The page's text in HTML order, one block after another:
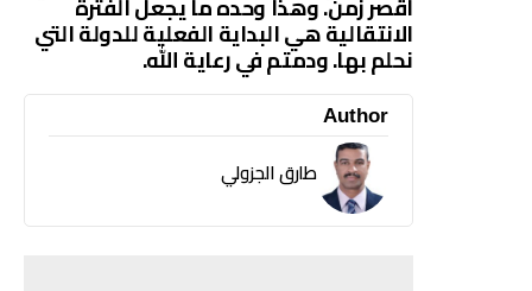
الانتقالية هي البداية الفعلية للدولة التي
نحلم بها. ودمتم في رعاية الله.
Author
طارق الجزولي